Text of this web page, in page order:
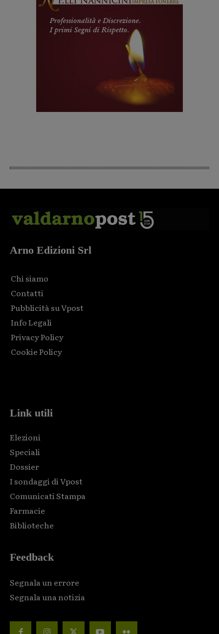
Arno Edizioni Srl
Chi siamo
Contatti
Pubblicità su Vpost
Info Legali
Privacy Policy
Cookie Policy
Link utili
Elezioni
Speciali
Dossier
I sondaggi di Vpost
Comunicati Stampa
Farmacie
Biblioteche
Feedback
Segnala un errore
Segnala una notizia